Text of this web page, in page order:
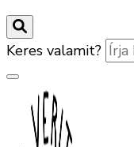
Keres valamit?